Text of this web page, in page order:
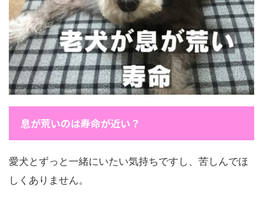
息が荒いのは寿命が近い？
愛犬とずっと一緒にいたい気持ちですし、苦しんでほ
しくありません。